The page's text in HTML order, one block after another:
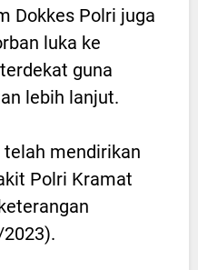
Dokkes Polri juga
luka ke
guna
lebih lanjut.
telah mendirikan
Polri Kramat